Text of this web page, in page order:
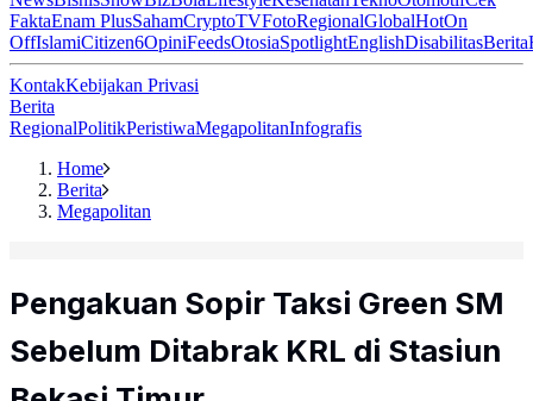
FaktaEnam PlusSahamCryptoTVFotoRegionalGlobalHotOn
OffIslamiCitizen6OpiniFeedsOtosiaSpotlightEnglishDisabilitasBerita
KontakKebijakan Privasi
Berita
RegionalPolitikPeristiwaMegapolitanInfografis
Home
Berita
Megapolitan
Pengakuan Sopir Taksi Green SM
Sebelum Ditabrak KRL di Stasiun